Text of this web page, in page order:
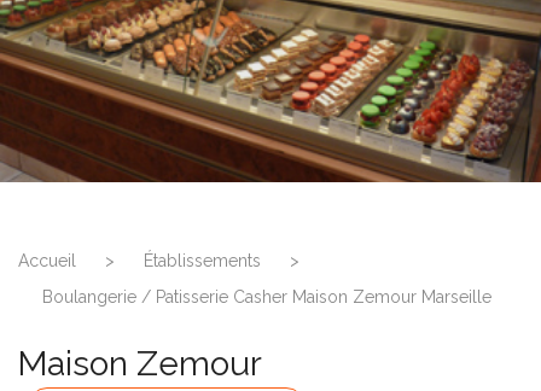
Accueil > Établissements
>
Boulangerie / Patisserie Casher Maison Zemour Marseille
Maison Zemour